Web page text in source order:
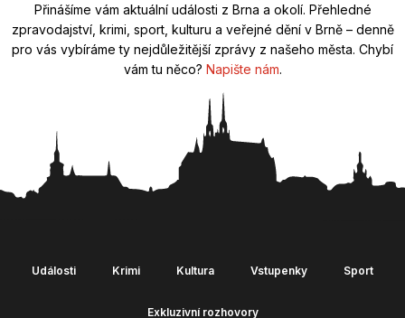
Přinášíme vám aktuální události z Brna a okolí. Přehledné
zpravodajství, krimi, sport, kulturu a veřejné dění v Brně – denně
pro vás vybíráme ty nejdůležitější zprávy z našeho města. Chybí
vám tu něco? Napište nám.
Události Krimi Kultura Vstupenky Sport
Exkluzivní rozhovory